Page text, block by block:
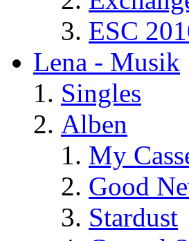
ESC
Lena - Musik
Singles
Alben
My
Good
Stardust